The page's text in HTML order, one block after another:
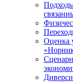
Оценка